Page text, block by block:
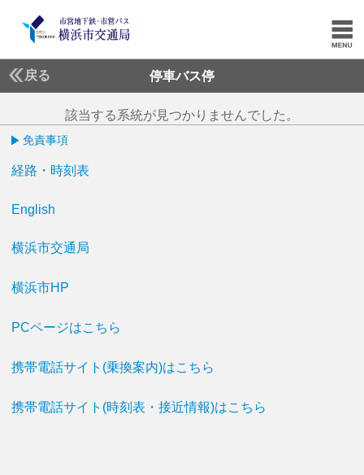
戻る 停車バス停
該当する系統が見つかりませんでした。
免責事項
経路・時刻表
English
横浜市交通局
横浜市HP
PCページはこちら
携帯電話サイト(乗換案内)はこちら
携帯電話サイト(時刻表・接近情報)はこちら